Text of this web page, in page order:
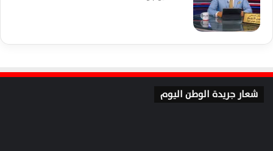
شعار جريدة الوطن اليوم